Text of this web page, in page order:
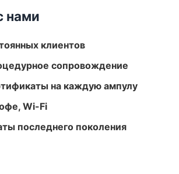
нами
клиентов
сопровождение
на каждую ампулу
Wi-Fi
последнего поколения